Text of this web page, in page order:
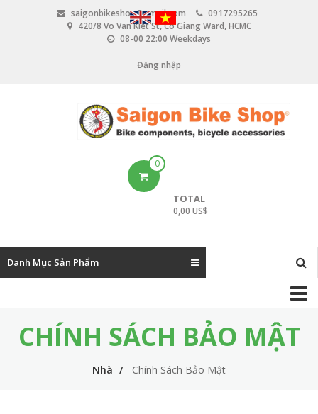
saigonbikeshop@gmail.com
0917295265
420/8 Vo Van Kiet St, Co Giang Ward, HCMC
08-00 22:00 Weekdays
o
u
m
Đăng nhập
0
TOTAL
0,00 US$
Danh Mục Sản Phẩm
i
n
n
CHÍNH SÁCH BẢO MẬT
Nhà Chính Sách Bảo Mật